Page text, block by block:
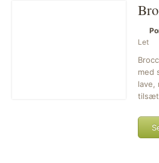
Let
med
lave,